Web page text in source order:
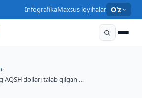
InfografikaMaxsus loyihalar O'z
›
AQSH dollari talab qilgan …